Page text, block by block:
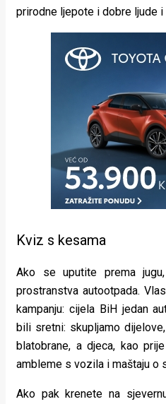
prirodne ljepote i dobre ljude i
Kviz s kesama
Ako se uputite prema
prostranstva autootpada.
kampanju: cijela BiH jedan
bili sretni: skupljamo
blatobrane, a djeca, kao
ambleme s vozila i maštaju o
Ako pak krenete na